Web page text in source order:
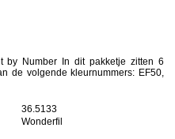
by Number In dit pakketje zitten 6
de volgende kleurnummers: EF50,
36.5133
Wonderfil